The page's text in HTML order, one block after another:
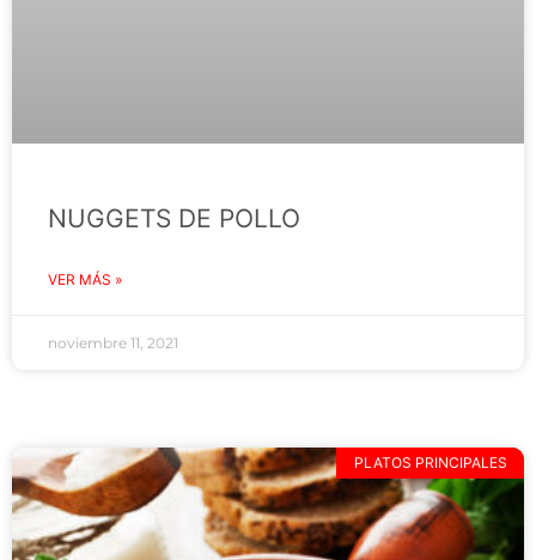
NUGGETS DE POLLO
VER MÁS »
noviembre 11, 2021
PLATOS PRINCIPALES